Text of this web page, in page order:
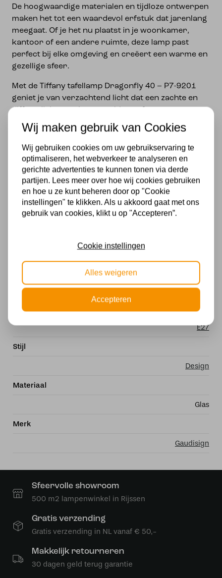
De hoogwaardige materialen en tijdloze ontwerpen
maken het tot een waardevol erfstuk dat jarenlang
meegaat. Of je het nu plaatst in je woonkamer,
kantoor of een andere ruimte, deze lamp past
perfect bij elke omgeving en creëert een warme en
gezellige sfeer.
Met de Tiffany tafellamp Dragonfly 40 – P7-9201
geniet je van verzachtend licht dat een zachte en
diffuus lichtstraal verspreidt, perfect om te
ontspannen na een lange dag. Bovendien voegt het
erfgoed en klasse toe aan elk interieur, waardoor
het een stijlvolle en elegante keuze is voor iedereen
die op zoek is naar iets speciaals.
Specificaties
Merk
Meerkleurig
Fitting
E27
Stijl
Design
Materiaal
Glas
Merk
Gaudisign
Sfeervolle showroom
500 m2 lampenwinkel in Rijssen
Gratis verzending
Gratis verzending in NL vanaf € 50,-
Makkelijk retourneren
30 dagen geld terug garantie
Wij maken gebruik van Cookies
Wij gebruiken cookies om uw gebruikservaring te
optimaliseren, het webverkeer te analyseren en
gerichte advertenties te kunnen tonen via derde
partijen. Lees meer over hoe wij cookies gebruiken
en hoe u ze kunt beheren door op "Cookie
instellingen" te klikken. Als u akkoord gaat met ons
gebruik van cookies, klikt u op "Accepteren”.
Cookie instellingen
Alles weigeren
Accepteren